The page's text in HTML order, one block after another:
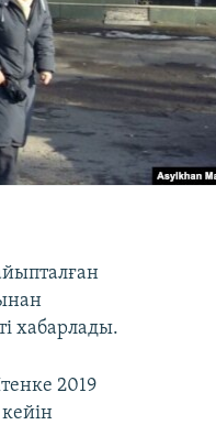
хабарлады.
2019